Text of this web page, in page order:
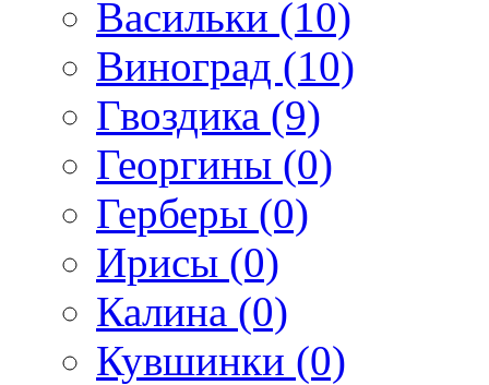
Васильки (10)
Виноград (10)
Гвоздика (9)
Георгины (0)
Герберы (0)
Ирисы (0)
Калина (0)
Кувшинки (0)